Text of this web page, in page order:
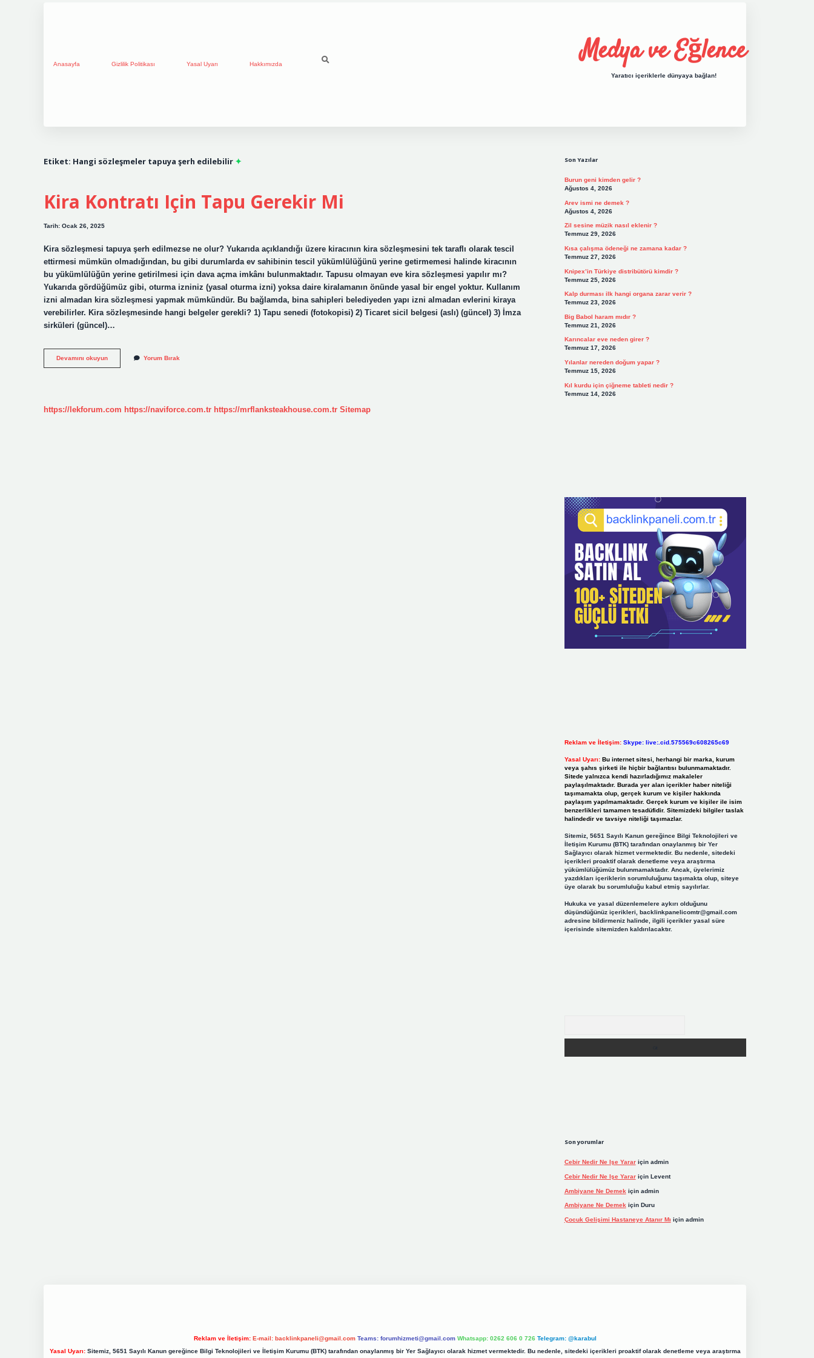
Anasayfa Gizlilik Politikası Yasal Uyarı Hakkımızda Medya ve Eğlence
Yaratıcı içeriklerle dünyaya bağlan!
Etiket: Hangi sözleşmeler tapuya şerh edilebilir
Kira Kontratı Için Tapu Gerekir Mi
Tarih: Ocak 26, 2025
Kira sözleşmesi tapuya şerh edilmezse ne olur? Yukarıda açıklandığı üzere kiracının kira sözleşmesini tek taraflı olarak tescil
ettirmesi mümkün olmadığından, bu gibi durumlarda ev sahibinin tescil yükümlülüğünü yerine getirmemesi halinde kiracının
bu yükümlülüğün yerine getirilmesi için dava açma imkânı bulunmaktadır. Tapusu olmayan eve kira sözleşmesi yapılır mı?
Yukarıda gördüğümüz gibi, oturma izniniz (yasal oturma izni) yoksa daire kiralamanın önünde yasal bir engel yoktur. Kullanım
izni almadan kira sözleşmesi yapmak mümkündür. Bu bağlamda, bina sahipleri belediyeden yapı izni almadan evlerini kiraya
verebilirler. Kira sözleşmesinde hangi belgeler gerekli? 1) Tapu senedi (fotokopisi) 2) Ticaret sicil belgesi (aslı) (güncel) 3) İmza
sirküleri (güncel)…
Devamını okuyunKira
Kontratı
Yorum Bırak
https://lekforum.com https://naviforce.com.tr https://mrflanksteakhouse.com.tr Sitemap
Son Yazılar
Burun geni kimden gelir ?
Ağustos 4, 2026
Arev ismi ne demek ?
Ağustos 4, 2026
Zil sesine müzik nasıl eklenir ?
Temmuz 29, 2026
Kısa çalışma ödeneği ne zamana kadar ?
Temmuz 27, 2026
Knipex’in Türkiye distribütörü kimdir ?
Temmuz 25, 2026
Kalp durması ilk hangi organa zarar verir ?
Temmuz 23, 2026
Big Babol haram mıdır ?
Temmuz 21, 2026
Karıncalar eve neden girer ?
Temmuz 17, 2026
Yılanlar nereden doğum yapar ?
Temmuz 15, 2026
Kıl kurdu için çiğneme tableti nedir ?
Temmuz 14, 2026
Reklam ve İletişim: Skype: live:.cid.575569c608265c69
Yasal Uyarı: Bu internet sitesi, herhangi bir marka, kurum
veya şahıs şirketi ile hiçbir bağlantısı bulunmamaktadır.
Sitede yalnızca kendi hazırladığımız makaleler
paylaşılmaktadır. Burada yer alan içerikler haber niteliği
taşımamakta olup, gerçek kurum ve kişiler hakkında
paylaşım yapılmamaktadır. Gerçek kurum ve kişiler ile isim
benzerlikleri tamamen tesadüfidir. Sitemizdeki bilgiler taslak
halindedir ve tavsiye niteliği taşımazlar.
Sitemiz, 5651 Sayılı Kanun gereğince Bilgi Teknolojileri ve
İletişim Kurumu (BTK) tarafından onaylanmış bir Yer
Sağlayıcı olarak hizmet vermektedir. Bu nedenle, sitedeki
içerikleri proaktif olarak denetleme veya araştırma
yükümlülüğümüz bulunmamaktadır. Ancak, üyelerimiz
yazdıkları içeriklerin sorumluluğunu taşımakta olup, siteye
üye olarak bu sorumluluğu kabul etmiş sayılırlar.
Hukuka ve yasal düzenlemelere aykırı olduğunu
düşündüğünüz içerikleri, backlinkpanelicomtr@gmail.com
adresine bildirmeniz halinde, ilgili içerikler yasal süre
içerisinde sitemizden kaldırılacaktır.
Son yorumlar
Cebir Nedir Ne Işe Yarariçin admin
Cebir Nedir Ne Işe Yarariçin Levent
Ambiyane Ne Demek için admin
Ambiyane Ne Demek için Duru
Çocuk Gelişimi Hastaneye Atanır Mı için admin
Reklam ve İletişim: E-mail: backlinkpaneli@gmail.com Teams: forumhizmeti@gmail.com Whatsapp: 0262 606 0 726 Telegram: @karabul
Yasal Uyarı:Sitemiz, 5651 Sayılı Kanun gereğince Bilgi Teknolojileri ve İletişim Kurumu (BTK) tarafından onaylanmış bir Yer Sağlayıcı olarak hizmet vermektedir. Bu nedenle, sitedeki içerikleri proaktif olarak denetleme veya araştırma